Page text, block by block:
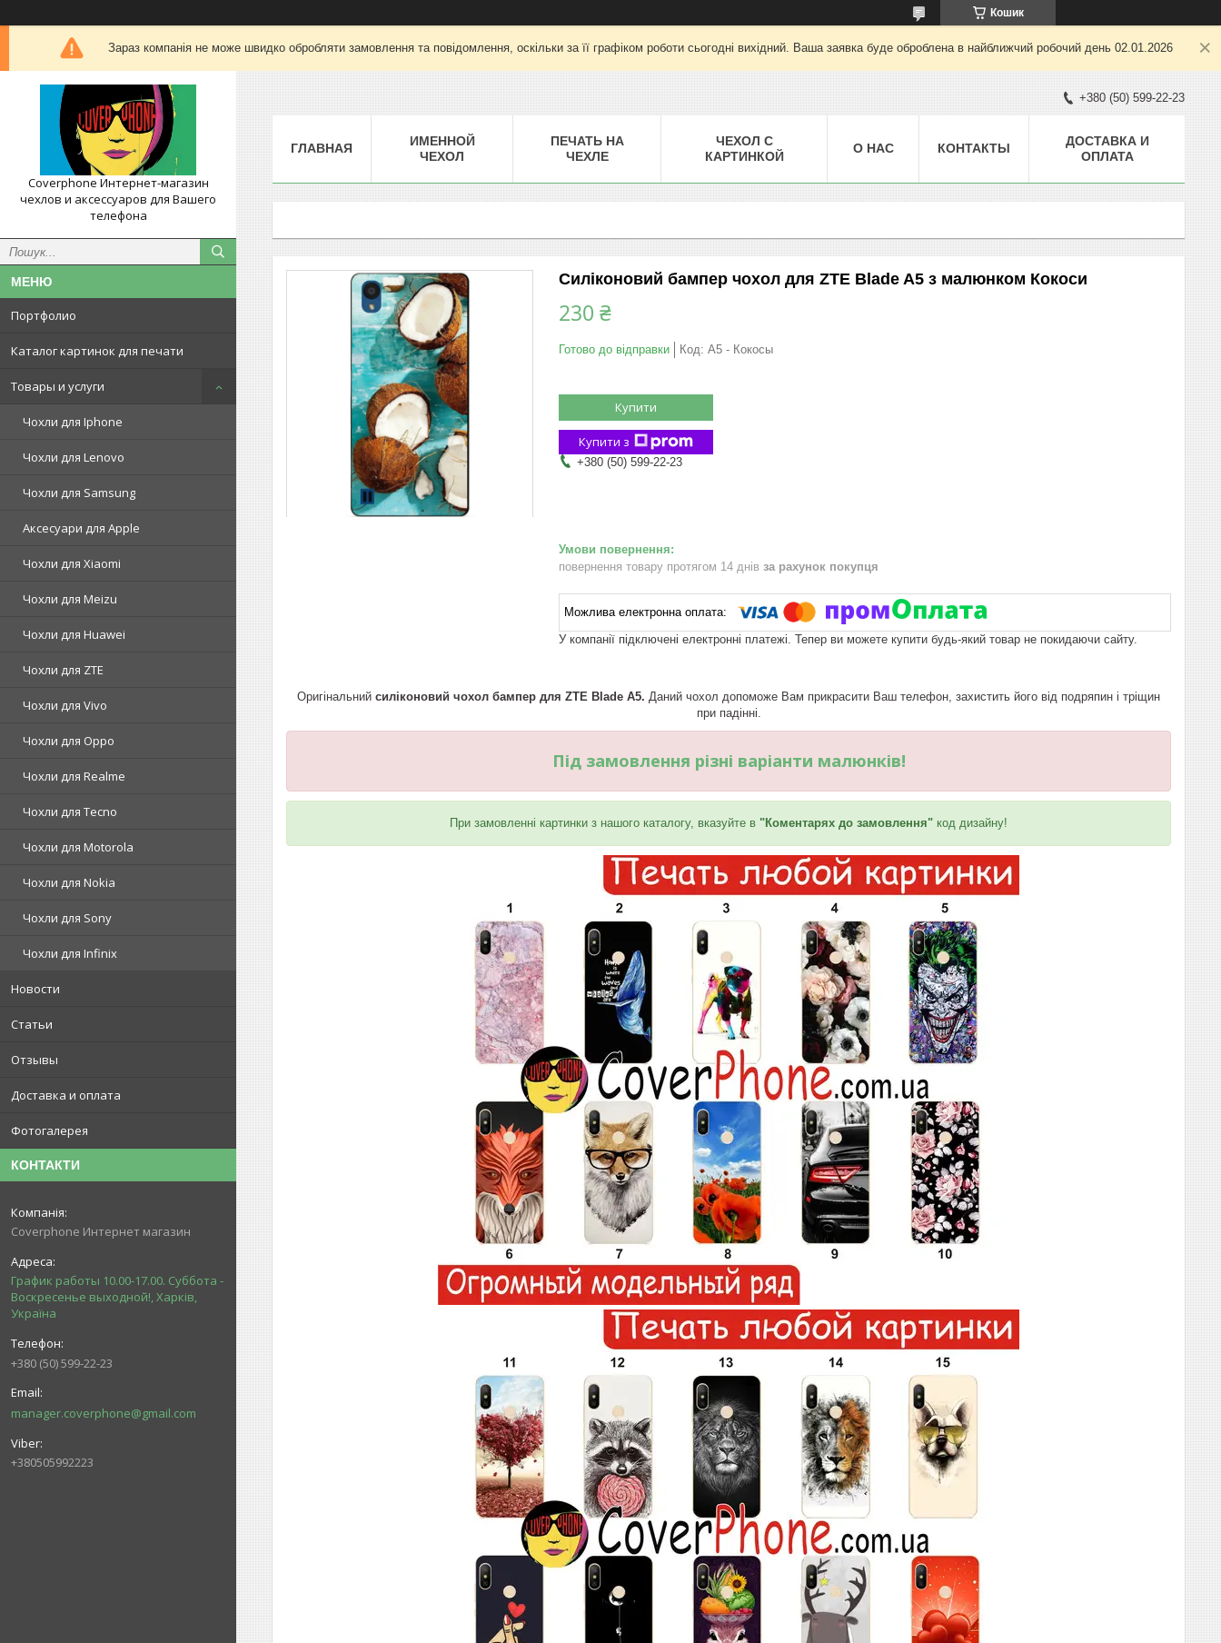
Кошик
Зараз компанія не може швидко обробляти замовлення та повідомлення, оскільки за її графіком роботи сьогодні вихідний. Ваша заявка буде оброблена в найближчий робочий день 02.01.2026
Coverphone Интернет-магазин
чехлов и аксессуаров для Вашего
телефона
Портфолио
Каталог картинок для печати
Товары и услуги
Чохли для Iphone
Чохли для Lenovo
Чохли для Samsung
Аксесуари для Apple
Чохли для Xiaomi
Чохли для Meizu
Чохли для Huawei
Чохли для ZTE
Чохли для Vivo
Чохли для Oppo
Чохли для Realme
Чохли для Tecno
Чохли для Motorola
Чохли для Nokia
Чохли для Sony
Чохли для Infinix
Новости
Статьи
Отзывы
Доставка и оплата
Фотогалерея
КОНТАКТИ
Coverphone Интернет магазин
График работы 10.00-17.00. Суббота -
Воскресенье выходной!, Харків,
Україна
+380 (50) 599-22-23
manager.coverphone@gmail.com
+380505992223
+380 (50) 599-22-23
ГЛАВНАЯ
ИМЕННОЙ
ЧЕХОЛ
ПЕЧАТЬ НА
ЧЕХЛЕ
ЧЕХОЛ С
КАРТИНКОЙ
О НАС КОНТАКТЫ
ДОСТАВКА И
ОПЛАТА
Силіконовий бампер чохол для ZTE Blade A5 з малюнком Кокоси
230 ₴
Готово до відправки Код: A5 - Кокосы
Купити
Купити з
+380 (50) 599-22-23
повернення товару протягом 14 днів за рахунок покупця
У компанії підключені електронні платежі. Тепер ви можете купити будь-який товар не покидаючи сайту.
Оригінальний силіконовий чохол бампер для ZTE Blade A5. Даний чохол допоможе Вам прикрасити Ваш телефон, захистить його від подряпин і тріщин
при падінні.
Під замовлення різні варіанти малюнків!
При замовленні картинки з нашого каталогу, вказуйте в "Коментарях до замовлення" код дизайну!